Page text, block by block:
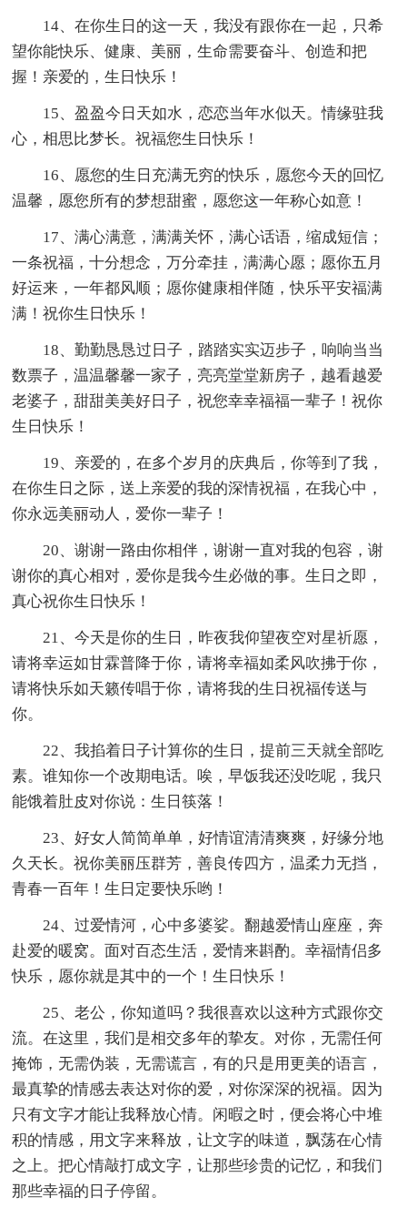
14、在你生日的这一天，我没有跟你在一起，只希
望你能快乐、健康、美丽，生命需要奋斗、创造和把
握！亲爱的，生日快乐！
15、盈盈今日天如水，恋恋当年水似天。情缘驻我
心，相思比梦长。祝福您生日快乐！
16、愿您的生日充满无穷的快乐，愿您今天的回忆
温馨，愿您所有的梦想甜蜜，愿您这一年称心如意！
17、满心满意，满满关怀，满心话语，缩成短信；
一条祝福，十分想念，万分牵挂，满满心愿；愿你五月
好运来，一年都风顺；愿你健康相伴随，快乐平安福满
满！祝你生日快乐！
18、勤勤恳恳过日子，踏踏实实迈步子，响响当当
数票子，温温馨馨一家子，亮亮堂堂新房子，越看越爱
老婆子，甜甜美美好日子，祝您幸幸福福一辈子！祝你
生日快乐！
19、亲爱的，在多个岁月的庆典后，你等到了我，
在你生日之际，送上亲爱的我的深情祝福，在我心中，
你永远美丽动人，爱你一辈子！
20、谢谢一路由你相伴，谢谢一直对我的包容，谢
谢你的真心相对，爱你是我今生必做的事。生日之即，
真心祝你生日快乐！
21、今天是你的生日，昨夜我仰望夜空对星祈愿，
请将幸运如甘霖普降于你，请将幸福如柔风吹拂于你，
请将快乐如天籁传唱于你，请将我的生日祝福传送与
你。
22、我掐着日子计算你的生日，提前三天就全部吃
素。谁知你一个改期电话。唉，早饭我还没吃呢，我只
能饿着肚皮对你说：生日筷落！
23、好女人简简单单，好情谊清清爽爽，好缘分地
久天长。祝你美丽压群芳，善良传四方，温柔力无挡，
青春一百年！生日定要快乐哟！
24、过爱情河，心中多婆娑。翻越爱情山座座，奔
赴爱的暖窝。面对百态生活，爱情来斟酌。幸福情侣多
快乐，愿你就是其中的一个！生日快乐！
25、老公，你知道吗？我很喜欢以这种方式跟你交
流。在这里，我们是相交多年的挚友。对你，无需任何
掩饰，无需伪装，无需谎言，有的只是用更美的语言，
最真挚的情感去表达对你的爱，对你深深的祝福。因为
只有文字才能让我释放心情。闲暇之时，便会将心中堆
积的情感，用文字来释放，让文字的味道，飘荡在心情
之上。把心情敲打成文字，让那些珍贵的记忆，和我们
那些幸福的日子停留。